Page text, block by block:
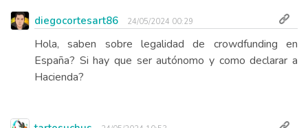
diegocortesart86 24/05/2024 00:29
Hola, saben sobre legalidad de crowdfunding en
España? Si hay que ser autónomo y como declarar a
Hacienda?